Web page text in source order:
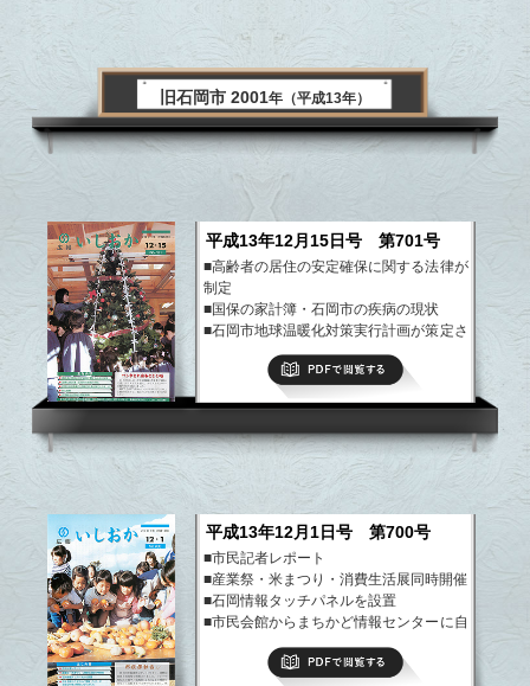
旧石岡市 2001年（平成13年）
平成13年12月15日号 第701号
■高齢者の居住の安定確保に関する法律が
制定
■国保の家計簿・石岡市の疾病の現状
■石岡市地球温暖化対策実行計画が策定さ
■秋の叙勲
■市営新池台団地入居者募集
PDFで閲覧する
平成13年12月1日号 第700号
■市民記者レポート
■産業祭・米まつり・消費生活展同時開催
■石岡情報タッチパネルを設置
■市民会館からまちかど情報センターに自
動交付機が移動になりました
■年末年始のゴミの収集と、し尿の汲み取